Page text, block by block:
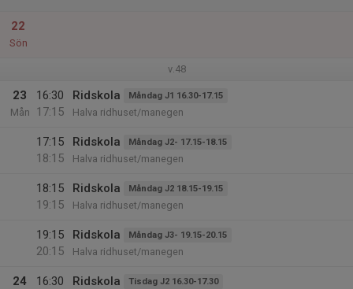
22
Sön
v.48
23
Mån
16:30
17:15
Ridskola Måndag J1 16.30-17.15
Halva ridhuset/manegen
17:15
18:15
Ridskola Måndag J2- 17.15-18.15
Halva ridhuset/manegen
18:15
19:15
Ridskola Måndag J2 18.15-19.15
Halva ridhuset/manegen
19:15
20:15
Ridskola Måndag J3- 19.15-20.15
Halva ridhuset/manegen
24
16:30
Ridskola Tisdag J2 16.30-17.30